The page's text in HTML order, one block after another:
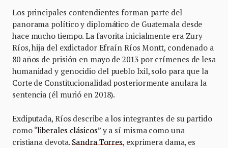
Los principales contendientes forman parte del
panorama político y diplomático de Guatemala desde
hace mucho tiempo. La favorita inicialmente era Zury
Ríos, hija del exdictador Efraín Ríos Montt, condenado a
80 años de prisión en mayo de 2013 por crímenes de lesa
humanidad y genocidio del pueblo Ixil, solo para que la
Corte de Constitucionalidad posteriormente anulara la
sentencia (él murió en 2018).
Exdiputada, Ríos describe a los integrantes de su partido
como “liberales clásicos” y a sí misma como una
cristiana devota.Sandra Torres, exprimera dama, es